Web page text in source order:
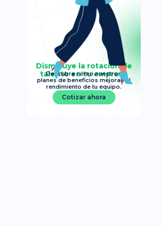
Disminuye la rotación de
talento en tu empresa
Descubre cómo nuestros
planes de beneficios mejoran el
rendimiento de tu equipo.
Cotizar ahora